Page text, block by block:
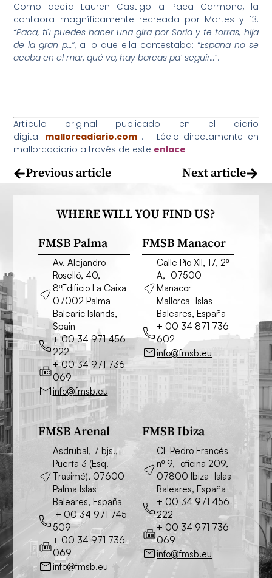
Como decía Lauren Castigo a Paca Carmona, la
cantaora magníficamente recreada por Martes y 13:
“Paca, tú puedes hacer una gira por Soria y te forras, hija
de la gran p…”, a lo que ella contestaba: “España no se
acaba en el mar, qué va, hay barcas pa’ seguir…”.
Artículo original publicado en el diario
digital mallorcadiario.com. Léelo directamente en
mallorcadiario a través de este enlace
Previous article Next article
WHERE WILL YOU FIND US?
FMSB Palma
Av. Alejandro
Roselló, 40,
8ºEdificio La Caixa
07002 Palma
Balearic Islands,
Spain
+ 00 34 971 456
222
+ 00 34 971 736
069
info@fmsb.eu
FMSB Manacor
Calle Pío XII, 17, 2º
A, 07500
Manacor
Mallorca Islas
Baleares, España
+ 00 34 871 736
602
info@fmsb.eu
FMSB Arenal
Asdrubal, 7 bjs.,
Puerta 3 (Esq.
Trasimé), 07600
Palma Islas
Baleares, España
+ 00 34 971 745
509
+ 00 34 971 736
069
info@fmsb.eu
FMSB Ibiza
CL Pedro Francés
nº 9, oficina 209,
07800 Ibiza Islas
Baleares, España
+ 00 34 971 456
222
+ 00 34 971 736
069
info@fmsb.eu